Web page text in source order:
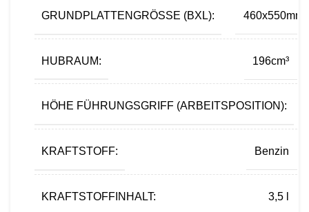
GRUNDPLATTENGRÖSSE (BXL): 460x550mm
HUBRAUM: 196cm³
HÖHE FÜHRUNGSGRIFF (ARBEITSPOSITION):
KRAFTSTOFF: Benzin
KRAFTSTOFFINHALT: 3,5 l